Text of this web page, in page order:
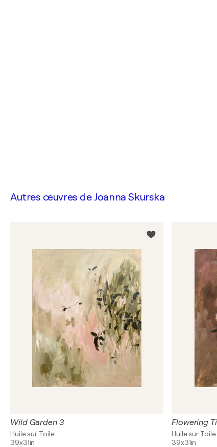
Autres œuvres de Joanna Skurska
Wild Garden 3
Huile sur Toile
39x31in
Flowering
Huile sur Toile
39x31in